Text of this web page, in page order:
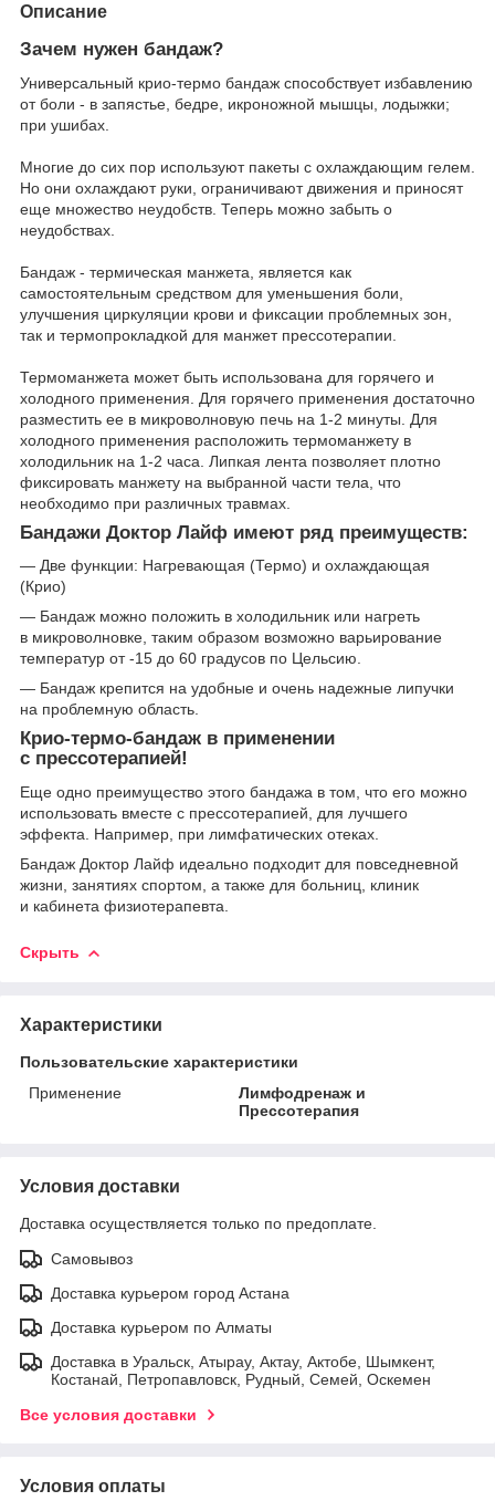
Описание
Зачем нужен бандаж?
Универсальный крио-термо бандаж способствует избавлению
от боли - в запястье, бедре, икроножной мышцы, лодыжки;
при ушибах.
Многие до сих пор используют пакеты с охлаждающим гелем.
Но они охлаждают руки, ограничивают движения и приносят
еще множество неудобств. Теперь можно забыть о
неудобствах.
Бандаж - термическая манжета, является как
самостоятельным средством для уменьшения боли,
улучшения циркуляции крови и фиксации проблемных зон,
так и термопрокладкой для манжет прессотерапии.
Термоманжета может быть использована для горячего и
холодного применения. Для горячего применения достаточно
разместить ее в микроволновую печь на 1-2 минуты. Для
холодного применения расположить термоманжету в
холодильник на 1-2 часа. Липкая лента позволяет плотно
фиксировать манжету на выбранной части тела, что
необходимо при различных травмах.
Бандажи Доктор Лайф имеют ряд преимуществ:
— Две функции: Нагревающая (Термо) и охлаждающая
(Крио)
— Бандаж можно положить в холодильник или нагреть
в микроволновке, таким образом возможно варьирование
температур от -15 до 60 градусов по Цельсию.
— Бандаж крепится на удобные и очень надежные липучки
на проблемную область.
Крио-термо-бандаж в применении
с прессотерапией!
Еще одно преимущество этого бандажа в том, что его можно
использовать вместе с прессотерапией, для лучшего
эффекта. Например, при лимфатических отеках.
Бандаж Доктор Лайф идеально подходит для повседневной
жизни, занятиях спортом, а также для больниц, клиник
и кабинета физиотерапевта.
Скрыть
Характеристики
Пользовательские характеристики
Применение
Лимфодренаж и
Прессотерапия
Условия доставки
Доставка осуществляется только по предоплате.
Самовывоз
Доставка курьером город Астана
Доставка курьером по Алматы
Доставка в Уральск, Атырау, Актау, Актобе, Шымкент,
Костанай, Петропавловск, Рудный, Семей, Оскемен
Все условия доставки
Условия оплаты